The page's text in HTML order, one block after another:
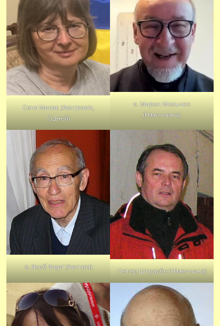
Соня Мисак (Австралія,
Сідней)
о. Мирон Мольчко
(Німеччина)
о. Якоб Ферґ (Австрія) Петер Штраубе (Німеччина)